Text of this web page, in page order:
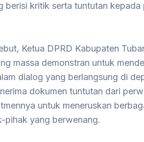
berisi kritik serta tuntutan kepada
Ketua DPRD Kabupaten
massa demonstran untuk
dialog yang berlangsung di
dokumen tuntutan dari
untuk meneruskan
pihak yang berwenang.